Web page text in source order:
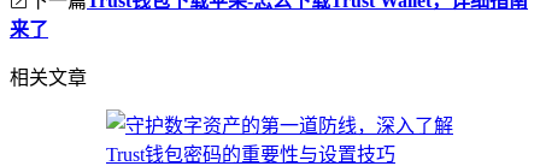
来了
相关文章